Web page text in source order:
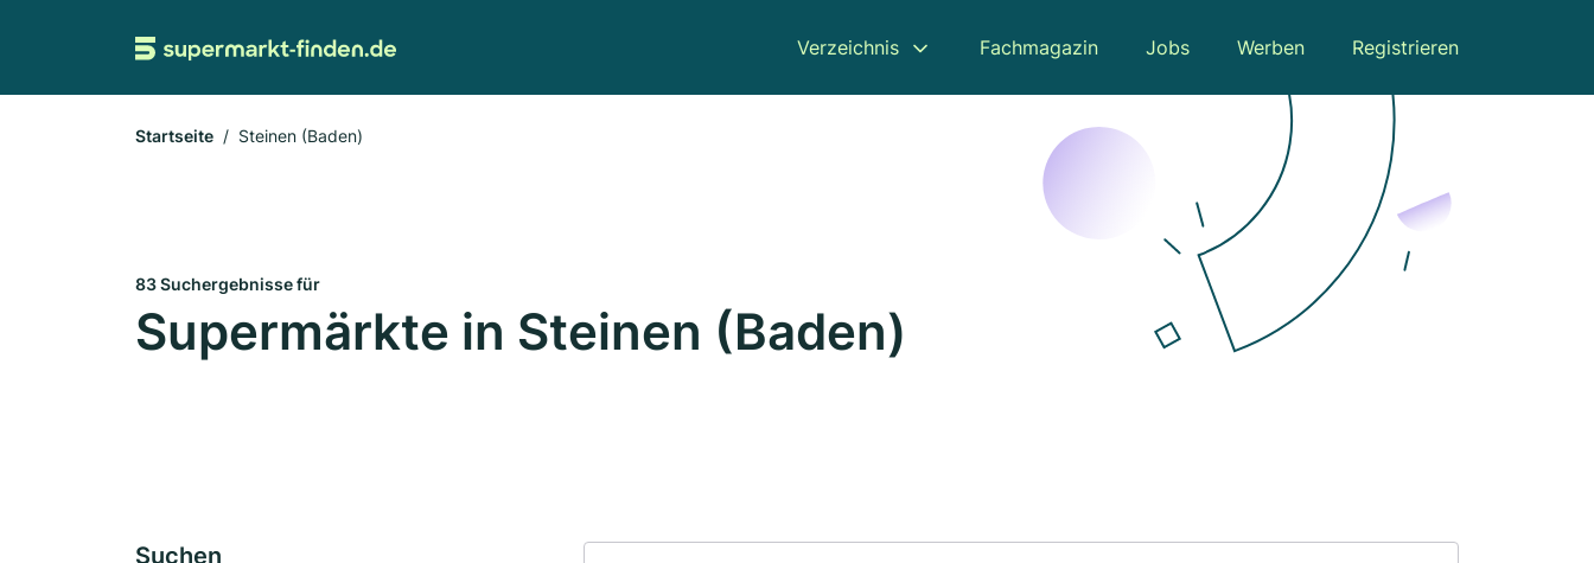
Verzeichnis Fachmagazin Jobs Werben Registrieren
Startseite Steinen (Baden)
83 Suchergebnisse für
Supermärkte in Steinen (Baden)
Suchen